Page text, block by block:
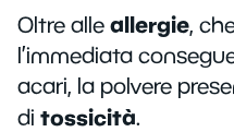
Oltre alle allergie,
l’immediata
acari, la polvere
di tossicità.